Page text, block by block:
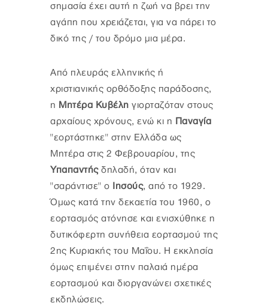
σημασία έχει αυτή η ζωή να βρει την
αγάπη που χρειάζεται, για να πάρει το
δικό της / του δρόμο μια μέρα.
Από πλευράς ελληνικής ή
χριστιανικής ορθόδοξης παράδοσης,
η Μητέρα Κυβέλη γιορταζόταν στους
αρχαίους χρόνους, ενώ κι η Παναγία
"εορτάστηκε" στην Ελλάδα ως
Μητέρα στις 2 Φεβρουαρίου, της
Υπαπαντήςδηλαδή, όταν και
"σαράντισε" ο
Ιησούς, από το 1929.
Όμως κατά την δεκαετία του 1960, ο
εορτασμός ατόνησε και ενισχύθηκε η
δυτικόφερτη συνήθεια εορτασμού της
2ης Κυριακής του Μαΐου. Η εκκλησία
όμως επιμένει στην παλαιά ημέρα
εορτασμού και διοργανώνει σχετικές
εκδηλώσεις.